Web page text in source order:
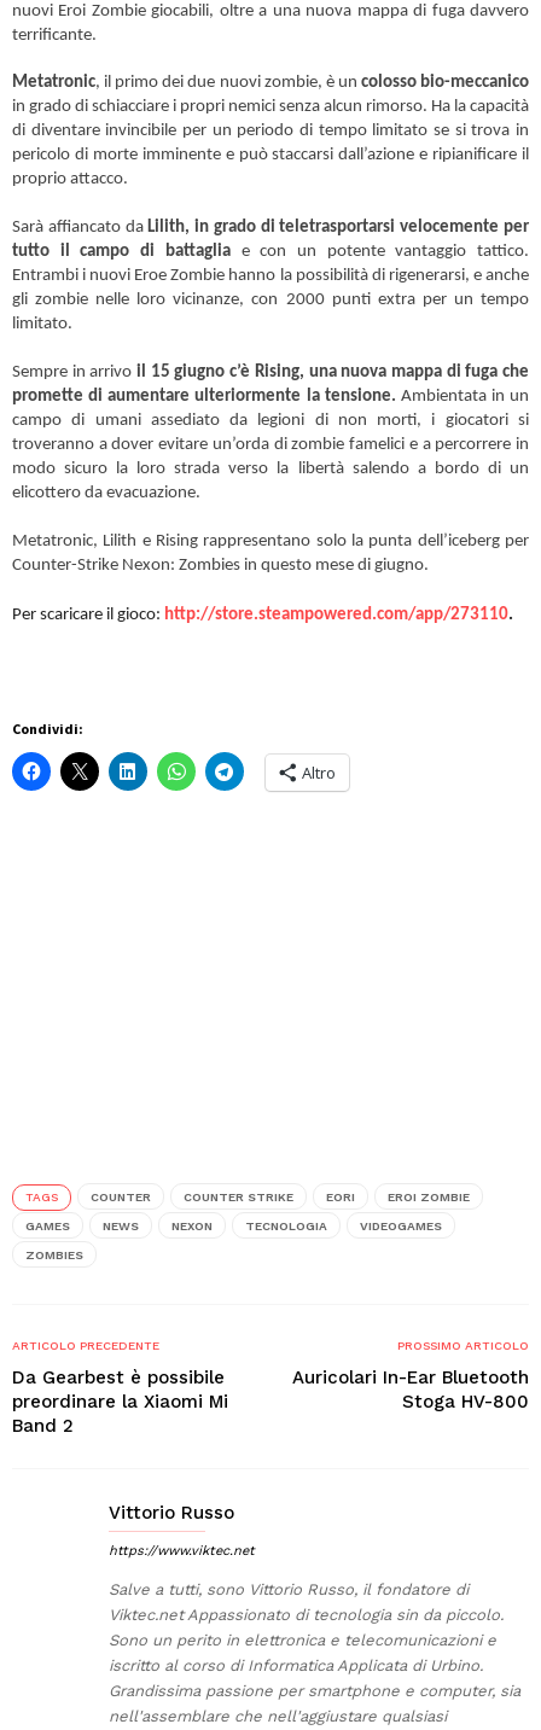
nuovi Eroi Zombie giocabili, oltre a una nuova mappa di fuga davvero
terrificante.
Metatronic, il primo dei due nuovi zombie, è un colosso bio-meccanico
in grado di schiacciare i propri nemici senza alcun rimorso. Ha la capacità
di diventare invincibile per un periodo di tempo limitato se si trova in
pericolo di morte imminente e può staccarsi dall’azione e ripianificare il
proprio attacco.
Sarà affiancato daLilith, in grado di teletrasportarsi velocemente per
tutto il campo di battagliae con un potente vantaggio tattico.
Entrambi i nuovi Eroe Zombie hanno la possibilità di rigenerarsi, e anche
gli zombie nelle loro vicinanze, con 2000 punti extra per un tempo
limitato.
Sempre in arrivo il 15 giugno c’è Rising, una nuova mappa di fuga che
promette di aumentare ulteriormente la tensione. Ambientata in un
campo di umani assediato da legioni di non morti, i giocatori si
troveranno a dover evitare un’orda di zombie famelici e a percorrere in
modo sicuro la loro strada verso la libertà salendo a bordo di un
elicottero da evacuazione.
Metatronic, Lilith e Rising rappresentano solo la punta dell’iceberg per
Counter-Strike Nexon: Zombies in questo mese di giugno.
Per scaricare il gioco: http://store.steampowered.com/app/273110.
Condividi:
Altro
TAGS COUNTER COUNTER STRIKE EORI EROI ZOMBIE
GAMES NEWS NEXON TECNOLOGIA VIDEOGAMES
ZOMBIES
ARTICOLO PRECEDENTE
Da Gearbest è possibile
preordinare la Xiaomi Mi
Band 2
PROSSIMO ARTICOLO
Auricolari In-Ear Bluetooth
Stoga HV-800
Vittorio Russo
https://www.viktec.net
Salve a tutti, sono Vittorio Russo, il fondatore di
Viktec.net Appassionato di tecnologia sin da piccolo.
Sono un perito in elettronica e telecomunicazioni e
iscritto al corso di Informatica Applicata di Urbino.
Grandissima passione per smartphone e computer, sia
nell'assemblare che nell'aggiustare qualsiasi